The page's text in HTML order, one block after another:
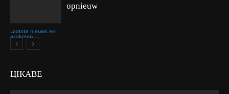
Laatste nieuws en
artikelen
opnieuw
ЦІКАВЕ